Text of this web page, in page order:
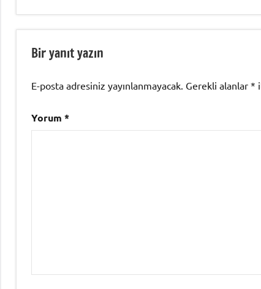
Bir yanıt yazın
E-posta adresiniz yayınlanmayacak. Gerekli alanlar *
Yorum *